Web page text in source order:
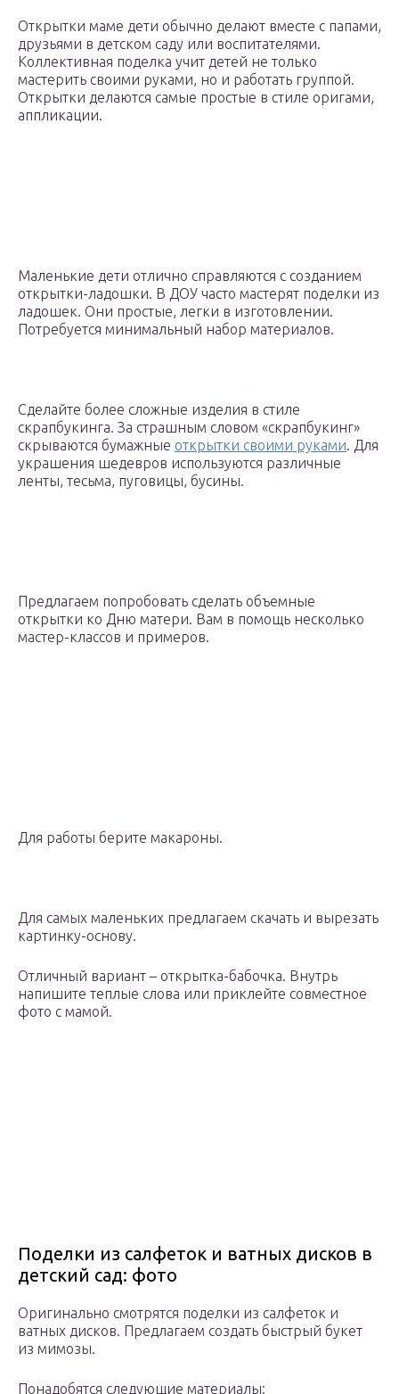
Открытки маме дети обычно делают вместе с папами,
друзьями в детском саду или воспитателями.
Коллективная поделка учит детей не только
мастерить своими руками, но и работать группой.
Открытки делаются самые простые в стиле оригами,
аппликации.
Маленькие дети отлично справляются с созданием
открытки-ладошки. В ДОУ часто мастерят поделки из
ладошек. Они простые, легки в изготовлении.
Потребуется минимальный набор материалов.
Сделайте более сложные изделия в стиле
скрапбукинга. За страшным словом «скрапбукинг»
скрываются бумажные открытки своими руками. Для
украшения шедевров используются различные
ленты, тесьма, пуговицы, бусины.
Предлагаем попробовать сделать объемные
открытки ко Дню матери. Вам в помощь несколько
мастер-классов и примеров.
Для работы берите макароны.
Для самых маленьких предлагаем скачать и вырезать
картинку-основу.
Отличный вариант – открытка-бабочка. Внутрь
напишите теплые слова или приклейте совместное
фото с мамой.
Поделки из салфеток и ватных дисков в
детский сад: фото
Оригинально смотрятся поделки из салфеток и
ватных дисков. Предлагаем создать быстрый букет
из мимозы.
Понадобятся следующие материалы: